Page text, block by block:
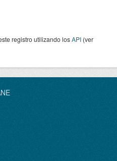
registro utilizando losAPI (ver